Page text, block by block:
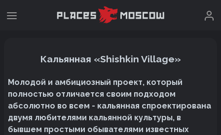
Кальянная «Shishkin Village»
Молодой и амбициозный проект, который
полностью отличается своим подходом
абсолютно во всем - кальянная спроектирована
двумя любителями кальянной культуры, в
бывшем простыми обывателями известных